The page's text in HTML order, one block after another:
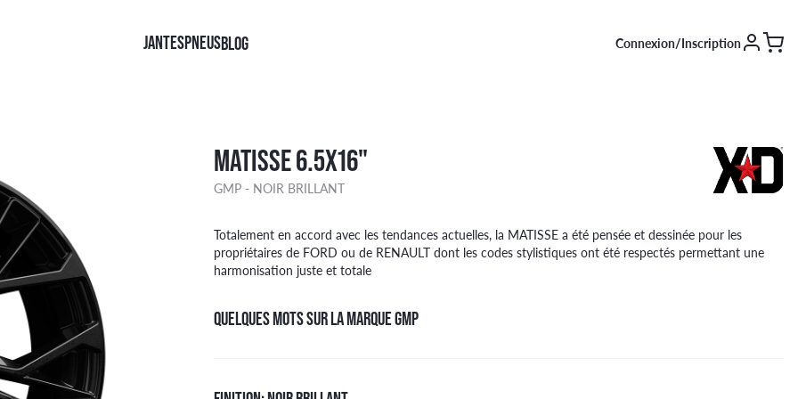
JANTES
RACING
FINITIONS
NOIR BRILLANT
NOIR FACE POLIE
Face polie Noir
ARGENT
Brillant Noir
PNEUS
TYPE
4X4
CAMIONNETTE
BLOG Connexion/Inscription
MATISSE 6.5X16"
GMP - NOIR BRILLANT
Totalement en accord avec les tendances actuelles, la MATISSE a été pensée et dessinée pour les
propriétaires de FORD ou de RENAULT dont les codes stylistiques ont été respectés permettant une
harmonisation juste et totale
QUELQUES MOTS SUR LA MARQUE GMP